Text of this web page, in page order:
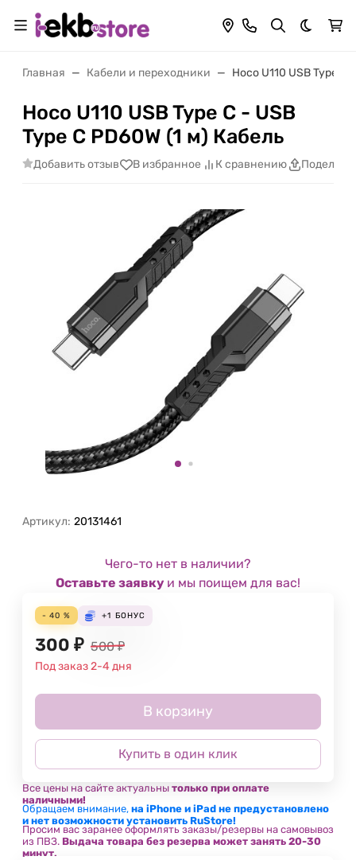
Темная
Главная Кабели и переходники Hoco U110 USB Type C
Hoco U110 USB Type C - USB
Type C PD60W (1 м) Кабель
Добавить отзыв В избранное К сравнению
Артикул: 20131461
Чего-то нет в наличии?
Оставьте заявку и мы поищем для вас!
- 40 % +1 БОНУС
300 ₽ 500 ₽
Под заказ 2-4 дня
В корзину
Купить в один клик
Все цены на сайте актуальны только при оплате
наличными!
Обращаем внимание, на iPhone и iPad не предустановлено
и нет возможности установить RuStore!
Просим вас заранее оформлять заказы/резервы на самовывоз
из ПВЗ. Выдача товара без резерва может занять 20-30
минут.